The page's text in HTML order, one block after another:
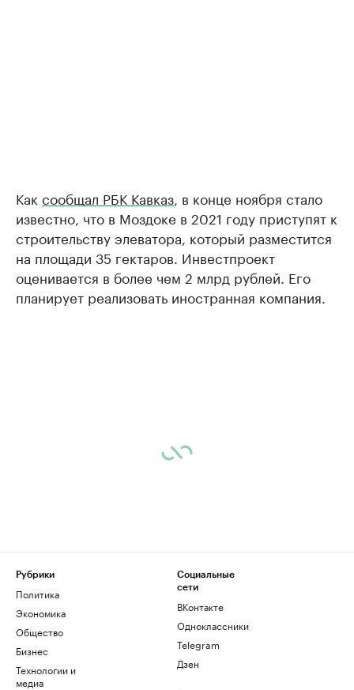
Как сообщал РБК Кавказ , в конце ноября стало
известно, что в Моздоке в 2021 году приступят к
строительству элеватора, который разместится
на площади 35 гектаров. Инвестпроект
оценивается в более чем 2 млрд рублей. Его
планирует реализовать иностранная компания.
Рубрики
Политика
Экономика
Общество
Бизнес
Технологии и
медиа
Социальные
сети
ВКонтакте
Одноклассники
Telegram
Дзен